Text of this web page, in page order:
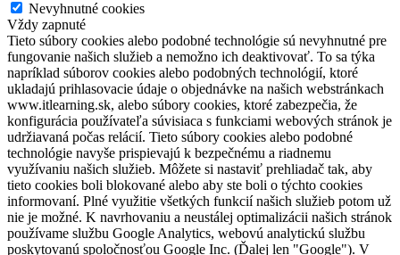
Nevyhnutné cookies
Vždy zapnuté
Tieto súbory cookies alebo podobné technológie sú nevyhnutné pre
fungovanie našich služieb a nemožno ich deaktivovať. To sa týka
napríklad súborov cookies alebo podobných technológií, ktoré
ukladajú prihlasovacie údaje o objednávke na našich webstránkach
www.itlearning.sk, alebo súbory cookies, ktoré zabezpečia, že
konfigurácia používateľa súvisiaca s funkciami webových stránok je
udržiavaná počas relácií. Tieto súbory cookies alebo podobné
technológie navyše prispievajú k bezpečnému a riadnemu
využívaniu našich služieb. Môžete si nastaviť prehliadač tak, aby
tieto cookies boli blokované alebo aby ste boli o týchto cookies
informovaní. Plné využitie všetkých funkcií našich služieb potom už
nie je možné. K navrhovaniu a neustálej optimalizácii našich stránok
používame službu Google Analytics, webovú analytickú službu
poskytovanú spoločnosťou Google Inc. (Ďalej len "Google"). V